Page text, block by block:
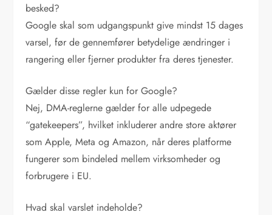
besked?
Google skal som udgangspunkt give mindst 15 dages
varsel, før de gennemfører betydelige ændringer i
rangering eller fjerner produkter fra deres tjenester.
Gælder disse regler kun for Google?
Nej, DMA-reglerne gælder for alle udpegede
“gatekeepers”, hvilket inkluderer andre store aktører
som Apple, Meta og Amazon, når deres platforme
fungerer som bindeled mellem virksomheder og
forbrugere i EU.
Hvad skal varslet indeholde?